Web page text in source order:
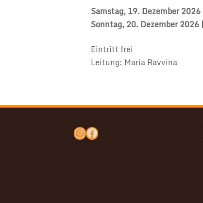
Samstag, 19. Dezember 2026
Sonntag,20. Dezember2026
Eintritt frei
Leitung: Maria Ravvina
Instagram
Facebook